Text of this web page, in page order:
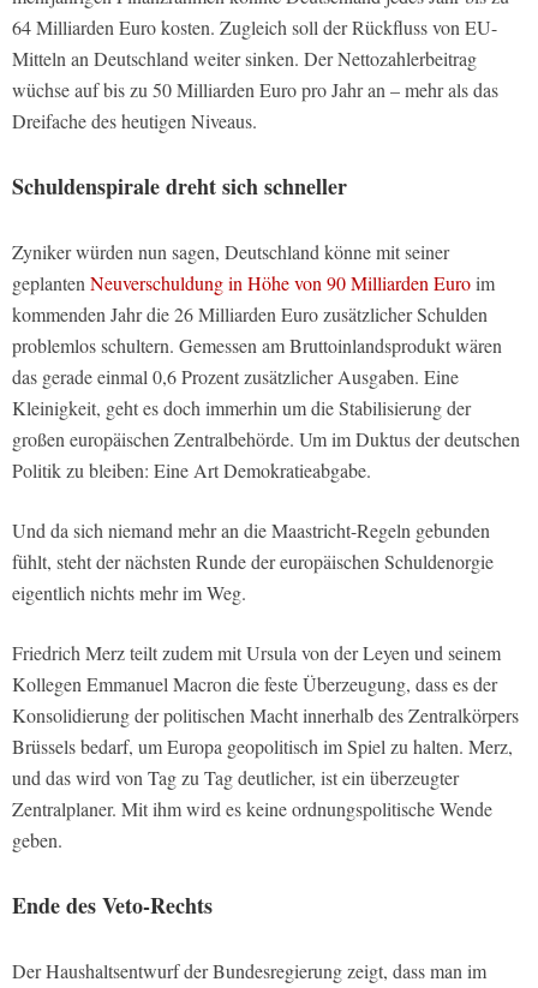
64 Milliarden Euro kosten. Zugleich soll der Rückfluss von EU-
Mitteln an Deutschland weiter sinken. Der Nettozahlerbeitrag
wüchse auf bis zu 50 Milliarden Euro pro Jahr an – mehr als das
Dreifache des heutigen Niveaus.
Schuldenspirale dreht sich schneller
Zyniker würden nun sagen, Deutschland könne mit seiner
geplantenNeuverschuldung in Höhe von 90 Milliarden Euroim
kommenden Jahr die 26 Milliarden Euro zusätzlicher Schulden
problemlos schultern. Gemessen am Bruttoinlandsprodukt wären
das gerade einmal 0,6 Prozent zusätzlicher Ausgaben. Eine
Kleinigkeit, geht es doch immerhin um die Stabilisierung der
großen europäischen Zentralbehörde. Um im Duktus der deutschen
Politik zu bleiben: Eine Art Demokratieabgabe.
Und da sich niemand mehr an die Maastricht-Regeln gebunden
fühlt, steht der nächsten Runde der europäischen Schuldenorgie
eigentlich nichts mehr im Weg.
Friedrich Merz teilt zudem mit Ursula von der Leyen und seinem
Kollegen Emmanuel Macron die feste Überzeugung, dass es der
Konsolidierung der politischen Macht innerhalb des Zentralkörpers
Brüssels bedarf, um Europa geopolitisch im Spiel zu halten. Merz,
und das wird von Tag zu Tag deutlicher, ist ein überzeugter
Zentralplaner. Mit ihm wird es keine ordnungspolitische Wende
geben.
Ende des Veto-Rechts
Der Haushaltsentwurf der Bundesregierung zeigt, dass man im